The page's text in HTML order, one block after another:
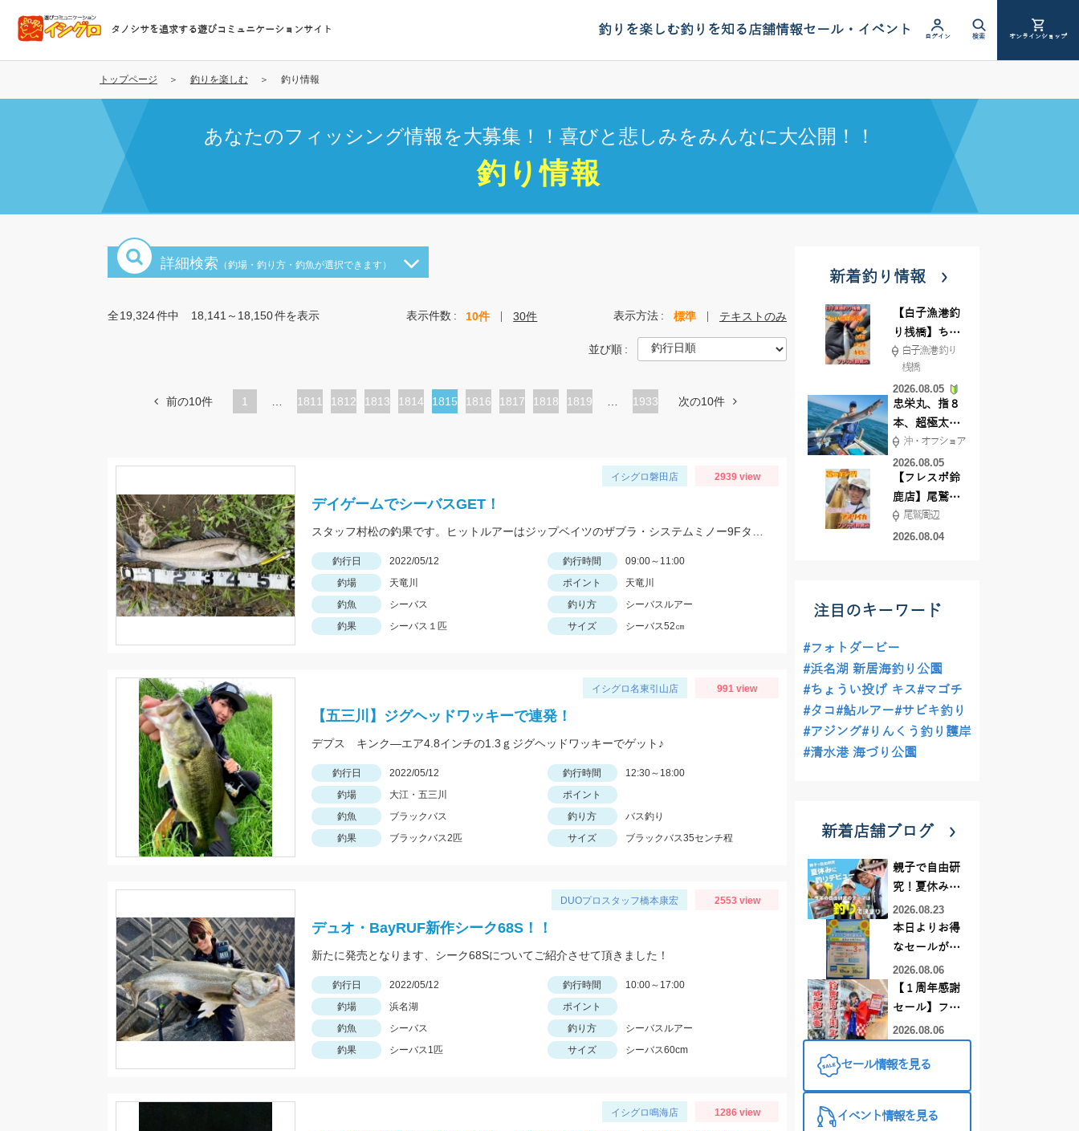
コ
テ
タノシサを追求する遊びコミュニケーションサイト 釣りを楽しむ釣りを知る店舗情報セール・イベント ログイン 検索 オンラインショップ
トップページ 釣りを楽しむ 釣り情報
あなたのフィッシング情報を大募集！！喜びと悲しみをみんなに大公開！！
釣り情報
詳細検索 （釣場・釣り方・釣魚が選択できます）
全19,324件中 18,141～18,150件を表示 表示件数 10件 30件 表示方法 標準 テキストのみ
並び順
前の10件 1
ペ
1811
ペ
1812
ペ
1813
ペ
1814
カ
ペ
1815
ペ
1816
ペ
1817
ペ
1818
ペ
1819 1933 次の10件
イシグロ磐田店 2939 view
デイゲームでシーバスGET！
釣行日 2022/05/12 釣行時間
09:00～11:00
釣場
天竜川 ポイント
天竜川
釣魚
シーバス 釣り方
シーバスルアー
釣果
シーバス１匹 サイズ シーバス52㎝
イシグロ名東引山店 991 view
【五三川】ジグヘッドワッキーで連発！
デプス キンク―エア4.8インチの1.3ｇジグヘッドワッキーでゲット♪
釣行日 2022/05/12 釣行時間
12:30～18:00
釣場
大江・五三川
ポイント
釣魚
ブラックバス 釣り方
バス釣り
釣果
ブラックバス2匹 サイズ ブラックバス35センチ程
DUOプロスタッフ橋本康宏 2553 view
デュオ・BayRUF新作シーク68S！！
新たに発売となります、シーク68Sについてご紹介させて頂きました！
釣行日 2022/05/12 釣行時間
10:00～17:00
釣場
浜名湖
ポイント
釣魚
シーバス 釣り方
シーバスルアー
釣果
シーバス1匹 サイズ シーバス60cm
イシグロ鳴海店 1286 view
新着釣り情報
【白子漁港釣
り桟橋】ちょ
い投げ釣りが
絶好調!キスや
ハゼが簡単に
釣れますよ💛
白子漁港 釣り
桟橋
2026.08.05
忠栄丸、指８
本、超極太ド
ラゴン登場！
沖・オフショア
2026.08.05
【フレスポ鈴
鹿店】尾鷲方
面にて夏イカ
エギング!!
尾鷲周辺
2026.08.04
注目のキーワード
#フォトダービー
#浜名湖 新居海釣り公園
#ちょうい投げ キス#マゴチ
#タコ#鮎ルアー#サビキ釣り
#アジング#りんくう釣り護岸
#清水港 海づり公園
新着店舗ブログ
親子で自由研
究！夏休みに
釣りデビュー
2026.08.23
本日よりお得
なセールがス
タート!!
2026.08.06
【１周年感謝
セール】フレ
スポ鈴鹿店！
ールをご紹介
2026.08.06
セール情報を見る
イベント情報を見る